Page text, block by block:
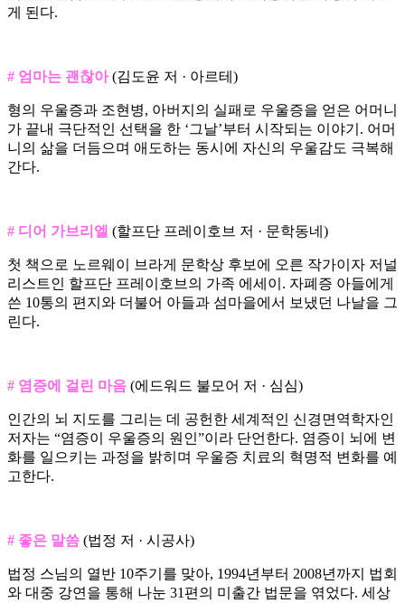
게 된다.
# 엄마는 괜찮아(김도윤 저 · 아르테)
형의 우울증과 조현병, 아버지의 실패로 우울증을 얻은 어머니
가 끝내 극단적인 선택을 한 ‘그날’부터 시작되는 이야기. 어머
니의 삶을 더듬으며 애도하는 동시에 자신의 우울감도 극복해
간다.
# 디어 가브리엘 (할프단 프레이호브 저 · 문학동네)
첫 책으로 노르웨이 브라게 문학상 후보에 오른 작가이자 저널
리스트인 할프단 프레이호브의 가족 에세이. 자폐증 아들에게
쓴 10통의 편지와 더불어 아들과 섬마을에서 보냈던 나날을 그
린다.
# 염증에 걸린 마음 (에드워드 불모어 저 · 심심)
인간의 뇌 지도를 그리는 데 공헌한 세계적인 신경면역학자인
저자는 “염증이 우울증의 원인”이라 단언한다. 염증이 뇌에 변
화를 일으키는 과정을 밝히며 우울증 치료의 혁명적 변화를 예
고한다.
# 좋은 말씀 (법정 저 · 시공사)
법정 스님의 열반 10주기를 맞아, 1994년부터 2008년까지 법회
와 대중 강연을 통해 나눈 31편의 미출간 법문을 엮었다. 세상